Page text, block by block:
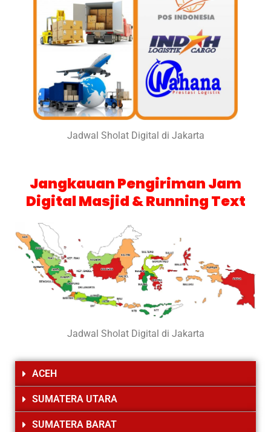
Jadwal Sholat Digital di Jakarta
Jangkauan Pengiriman Jam
Digital Masjid & Running Text
Jadwal Sholat Digital di Jakarta
ACEH
SUMATERA UTARA
SUMATERA BARAT